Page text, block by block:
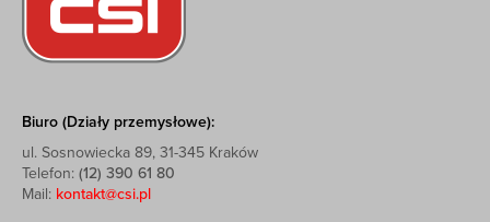
Biuro (Działy przemysłowe):
ul. Sosnowiecka 89, 31-345 Kraków
Telefon: (12) 390 61 80
Mail: kontakt@csi.pl